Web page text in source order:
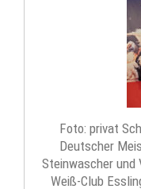
Foto: privat
Deutscher
Steinwascher und
Weiß-Club